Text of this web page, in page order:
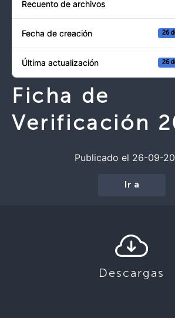
Recuento de archivos
Fecha de creación 26
Última actualización 26
Ficha de
Verificación
Publicado el 26-09-
Ir a
Descargas